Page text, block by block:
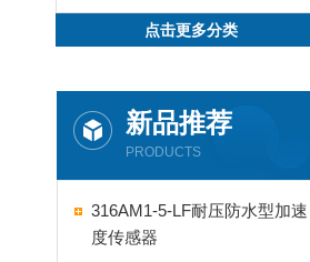
点击更多分类
新品推荐
PRODUCTS
316AM1-5-LF耐压防水型加速
度传感器